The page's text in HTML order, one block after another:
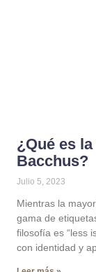
¿Qué es
Bacchus?
Julio 5, 2023
Mientras la
gama de
filosofía es “less
con identidad y